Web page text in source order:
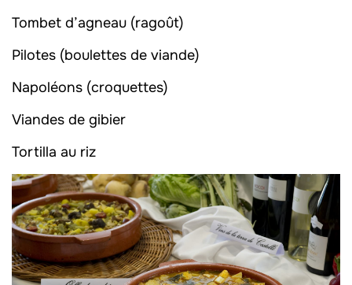
Tombet d’agneau (ragoût)
Pilotes (boulettes de viande)
Napoléons (croquettes)
Viandes de gibier
Tortilla au riz